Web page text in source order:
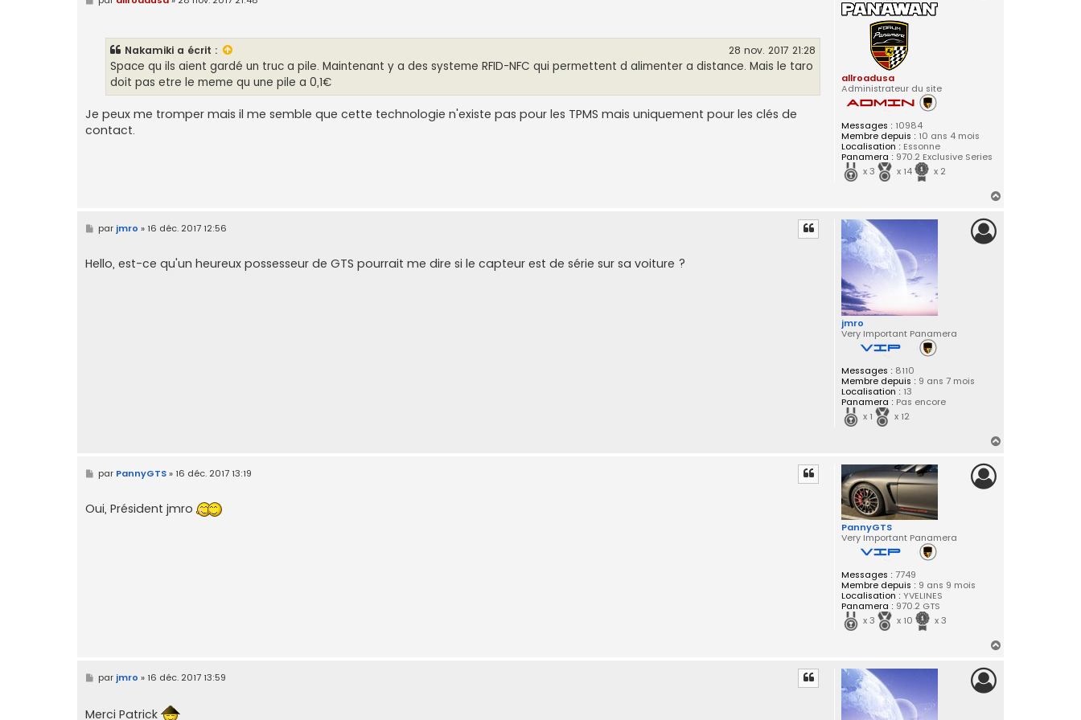
allroadusa
Administrateur du site
Messages : 10984
Membre depuis : 10 ans 4 mois
Localisation : Essonne
Panamera : 970.2 Exclusive Series
x 3
x 14 x 2
e
Nakamiki a écrit : 28 nov. 2017 21:28
Space qu ils aient gardé un truc a pile. Maintenant y a des systeme RFID-NFC qui permettent d alimenter a distance. Mais le taro
doit pas etre le meme qu une pile a 0,1€
Je peux me tromper mais il me semble que cette technologie n'existe pas pour les TPMS mais uniquement pour les clés de
contact.
jmro
Very Important Panamera
Messages : 8110
Membre depuis : 9 ans 7 mois
Localisation : 13
Panamera : Pas encore
x 1
x 12
M
e
s
a
par jmro » 16 déc. 2017 12:56
Hello, est-ce qu'un heureux possesseur de GTS pourrait me dire si le capteur est de série sur sa voiture ?
PannyGTS
Very Important Panamera
Messages : 7749
Membre depuis : 9 ans 9 mois
Localisation : YVELINES
Panamera : 970.2 GTS
x 3
x 10 x 3
M
e
s
a
par PannyGTS» 16 déc. 2017 13:19
Oui, Président jmro
M
e
par jmro » 16 déc. 2017 13:59
Merci Patrick